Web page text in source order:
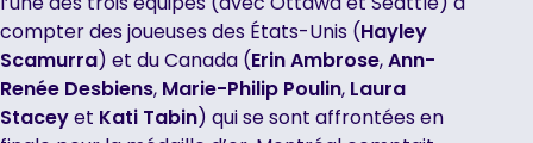
compter des joueuses des États-Unis (Hayley
Scamurra) et du Canada (Erin Ambrose,Ann-
Renée Desbiens, Marie-Philip Poulin, Laura
Staceyet Kati Tabin) qui se sont affrontées en